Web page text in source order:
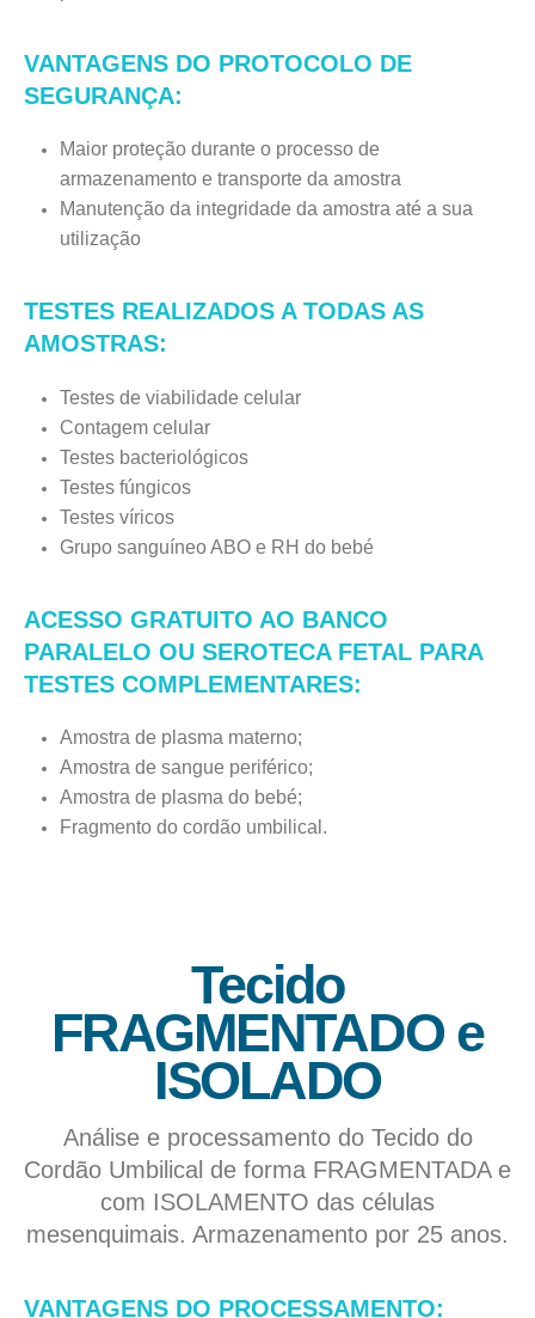
VANTAGENS DO PROTOCOLO DE
SEGURANÇA:
Maior proteção durante o processo de
armazenamento e transporte da amostra
Manutenção da integridade da amostra até a sua
utilização
TESTES REALIZADOS A TODAS AS
AMOSTRAS:
Testes de viabilidade celular
Contagem celular
Testes bacteriológicos
Testes fúngicos
Testes víricos
Grupo sanguíneo ABO e RH do bebé
ACESSO GRATUITO AO BANCO
PARALELO OU SEROTECA FETAL PARA
TESTES COMPLEMENTARES:
Amostra de plasma materno;
Amostra de sangue periférico;
Amostra de plasma do bebé;
Fragmento do cordão umbilical.
Tecido
FRAGMENTADO e
ISOLADO
Análise e processamento do Tecido do
Cordão Umbilical de forma FRAGMENTADA e
com ISOLAMENTO das células
mesenquimais. Armazenamento por 25 anos.
VANTAGENS DO PROCESSAMENTO: